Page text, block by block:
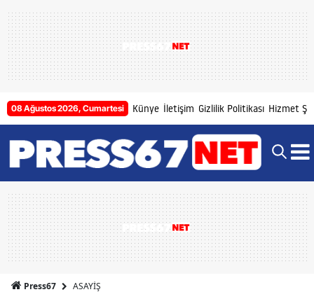
08 Ağustos 2026, Cumartesi Künye İletişim Gizlilik Politikası Hizmet
Press67 ASAYİŞ